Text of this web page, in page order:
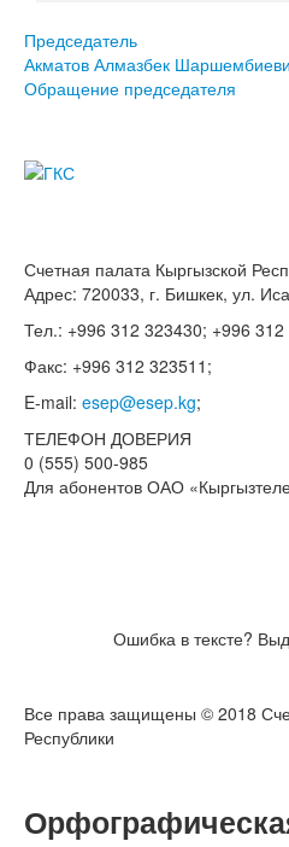
Председатель
Акматов Алмазбек
Обращение председателя
Счетная палата Кыргызской
Адрес: 720033, г. Бишкек, ул.
Тел.: +996 312 323430; +996 312
Факс: +996 312 323511;
E-mail: esep@esep.kg;
ТЕЛЕФОН ДОВЕРИЯ
0 (555) 500-985
Для абонентов ОАО
Ошибка в тексте?
Все права защищены © 2018
Республики